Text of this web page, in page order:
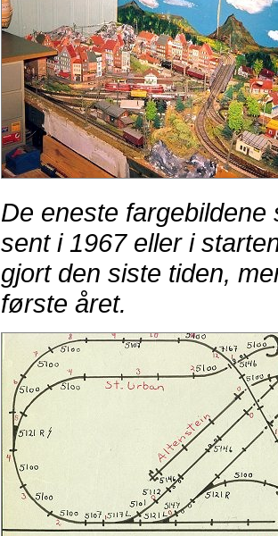
De eneste
sent i 1967 eller i
gjort den siste tiden,
første året.